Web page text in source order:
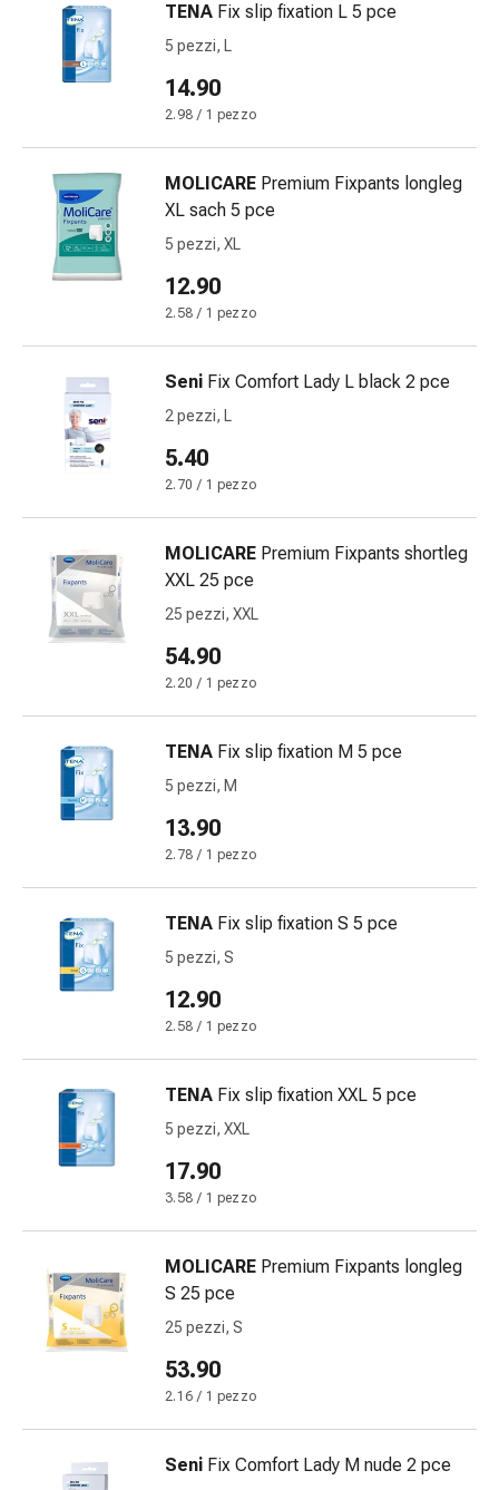
tubolari
Materiali
medicazione
Ustioni
scottature
cambio
della
Medicazioni
adesive
Trattamento
Spray
ferite
adesivi
per
delle
ferite
Unguento
tiraggio
Tamponi
occhi
Disturbi
dell'orecchio
delle
orecchie
Gocce
Infiammazione
degli
occhi
Bende
Igiene
TENA Fix slip fixation L 5 pce
5 pezzi, L
14.90
2.98 / 1 pezzo
MOLICARE Premium Fixpants longleg
XL sach 5 pce
5 pezzi, XL
12.90
2.58 / 1 pezzo
Seni Fix Comfort Lady L black 2 pce
2 pezzi, L
5.40
2.70 / 1 pezzo
MOLICARE Premium Fixpants shortleg
XXL 25 pce
25 pezzi, XXL
54.90
2.20 / 1 pezzo
TENA Fix slip fixation M 5 pce
5 pezzi, M
13.90
2.78 / 1 pezzo
TENA Fix slip fixation S 5 pce
5 pezzi, S
12.90
2.58 / 1 pezzo
TENA Fix slip fixation XXL 5 pce
5 pezzi, XXL
17.90
3.58 / 1 pezzo
MOLICARE Premium Fixpants longleg
S 25 pce
25 pezzi, S
53.90
2.16 / 1 pezzo
Seni Fix Comfort Lady M nude 2 pce